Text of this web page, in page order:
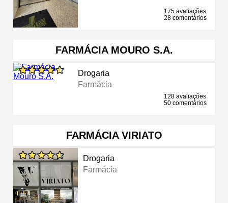
175 avaliações
28 comentários
FARMÁCIA MOURO S.A.
Drogaria
Farmácia
128 avaliações
50 comentários
FARMÁCIA VIRIATO
Drogaria
Farmácia